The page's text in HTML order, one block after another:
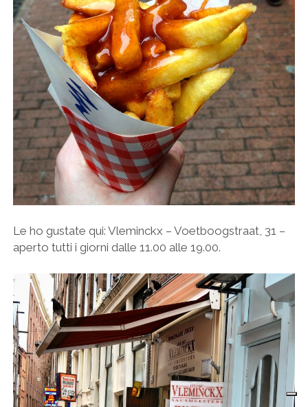
Le ho gustate qui: Vleminckx – Voetboogstraat, 31 –
aperto tutti i giorni dalle 11.00 alle 19.00.